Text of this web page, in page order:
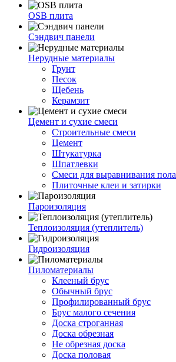
OSB плита
Сэндвич панели
Нерудные материалы
Грунт
Песок
Щебень
Керамзит
Цемент и сухие смеси
Строительные смеси
Цемент
Штукатурка
Шпатлевки
Смеси для выравнивания пола
Плиточные клеи и затирки
Пароизоляция
Теплоизоляция (утеплитель)
Гидроизоляция
Пиломатериалы
Клееный брус
Обычный брус
Профилированный брус
Брус малого сечения
Доска строганная
Доска обрезная
Не обрезная доска
Доска половая